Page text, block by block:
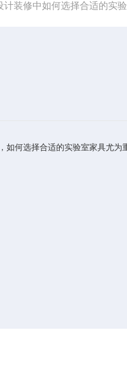
计装修中如何选择合适的实
何选择合适的实验室家具尤为